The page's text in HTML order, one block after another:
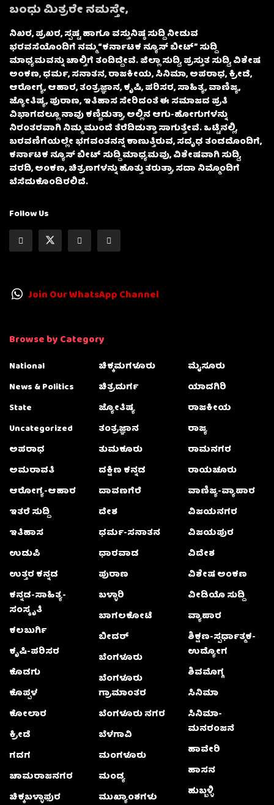
ಬಂಧು ಮಿತ್ರರೇ ನಮಸ್ತೇ,
ನಿಖರ, ಪ್ರಖರ, ಸ್ಪಷ್ಟ ಹಾಗೂ ವಸ್ತುನಿಷ್ಠ ಸುದ್ದಿ ನೀಡುವ
ಭರವಸೆಯೊಂದಿಗೆ ನಮ್ಮ “ಕರ್ನಾಟಕ ನ್ಯೂಸ್ ಬೀಟ್” ಸುದ್ದಿ
ಮಾಧ್ಯಮವನ್ನು ಚಾಲ್ತಿಗೆ ತಂದಿದ್ದೇವೆ. ಜಿಲ್ಲಾ ಸುದ್ದಿ, ಪ್ರಸ್ತುತ ಸುದ್ದಿ, ವಿಶೇಷ
ಅಂಕಣ, ಧರ್ಮ, ಸನಾತನ, ರಾಜಕೀಯ, ಸಿನಿಮಾ, ಅಪರಾಧ, ಕ್ರೀಡೆ,
ಆರೋಗ್ಯ, ಆಹಾರ, ತಂತ್ರಜ್ಞಾನ, ಕೃಷಿ, ಪರಿಸರ, ಸಾಹಿತ್ಯ, ವಾಣಿಜ್ಯ,
ಜ್ಯೋತಿಷ್ಯ, ಪುರಾಣ, ಇತಿಹಾಸ ಸೇರಿದಂತೆ ಈ ಸಮಾಜದ ಪ್ರತಿ
ವಿಭಾಗದಲ್ಲೂ ನಾವು ಕಣ್ಣಿಡುತ್ತಾ, ಅಲ್ಲಿನ ಆಗು-ಹೋಗುಗಳನ್ನು
ನಿರಂತರವಾಗಿ ನಿಮ್ಮ ಮುಂದೆ ತೆರೆದಿಡುತ್ತಾ ಸಾಗುತ್ತೇವೆ. ಒಟ್ಟಿನಲ್ಲಿ,
ಬರವಣಿಗೆಯಲ್ಲೇ ಭಗವಂತನನ್ನ ಕಾಣುತ್ತಿರುವ, ಸದೃಢ ತಂಡದೊಂದಿಗೆ,
ಕರ್ನಾಟಕ ನ್ಯೂಸ್ ಬೀಟ್ ಸುದ್ದಿ ಮಾಧ್ಯಮವು, ವಿಶೇಷವಾಗಿ ಸುದ್ದಿ,
ವರದಿ, ಅಂಕಣ, ಚಿತ್ರಣಗಳನ್ನು ಹೊತ್ತು ತರುತ್ತಾ, ಸದಾ ನಿಮ್ಮೊಂದಿಗೆ
ಬೆಸೆದುಕೊಂಡಿರಲಿದೆ.
Follow Us
Join Our WhatsApp Channel
Browse by Category
National
News & Politics
State
Uncategorized
ಅಪರಾಧ
ಅಮರಾವತಿ
ಆರೋಗ್ಯ-ಆಹಾರ
ಇತರೆ ಸುದ್ದಿ
ಇತಿಹಾಸ
ಉಡುಪಿ
ಉತ್ತರ ಕನ್ನಡ
ಕನ್ನಡ-ಸಾಹಿತ್ಯ-
ಸಂಸ್ಕೃತಿ
ಕಲಬುರ್ಗಿ
ಕೃಷಿ-ಪರಿಸರ
ಕೊಡಗು
ಕೊಪ್ಪಳ
ಕೋಲಾರ
ಕ್ರೀಡೆ
ಗದಗ
ಚಾಮರಾಜನಗರ
ಚಿಕ್ಕಬಳ್ಳಾಫುರ
ಚಿಕ್ಕಮಗಳೂರು
ಚಿತ್ರದುರ್ಗ
ಜ್ಯೋತಿಷ್ಯ
ತಂತ್ರಜ್ಞಾನ
ತುಮಕೂರು
ದಕ್ಷಿಣ ಕನ್ನಡ
ದಾವಣಗೆರೆ
ದೇಶ
ಧರ್ಮ-ಸನಾತನ
ಧಾರವಾಡ
ಪುರಾಣ
ಬಳ್ಳಾರಿ
ಬಾಗಲಕೋಟೆ
ಬೀದರ್
ಬೆಂಗಳೂರು
ಬೆಂಗಳೂರು
ಗ್ರಾಮಾಂತರ
ಬೆಂಗಳೂರು ನಗರ
ಬೆಳಗಾವಿ
ಮಂಗಳೂರು
ಮಂಡ್ಯ
ಮುಖ್ಯಾಂಶಗಳು
ಮೈಸೂರು
ಯಾದಗಿರಿ
ರಾಜಕೀಯ
ರಾಜ್ಯ
ರಾಮನಗರ
ರಾಯಚೂರು
ವಾಣಿಜ್ಯ-ವ್ಯಾಪಾರ
ವಿಜಯನಗರ
ವಿಜಯಪುರ
ವಿದೇಶ
ವಿಶೇಷ ಅಂಕಣ
ವೀಡಿಯೊ ಸುದ್ದಿ
ವ್ಯಾಪಾರ
ಶಿಕ್ಷಣ-ಸ್ಪರ್ಧಾತ್ಮಕ-
ಉದ್ಯೋಗ
ಶಿವಮೊಗ್ಗ
ಸಿನಿಮಾ
ಸಿನಿಮಾ-
ಮನರಂಜನೆ
ಹಾವೇರಿ
ಹಾಸನ
ಹುಬ್ಬಳ್ಳಿ